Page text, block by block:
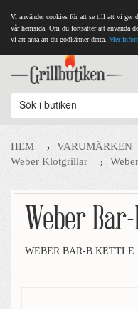
Vi använder cookies för att se till att vi ger
vår hemsida. Om du fortsätter att använda
vi att anta att du godkänner detta. Mer
HEM → VARUMÄRKEN
Weber Klotgrillar →
Weber
WEBER BAR-B KETTLE.